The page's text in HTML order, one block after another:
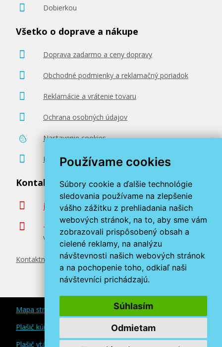
Používame cookies
Súbory cookie a ďalšie technológie
sledovania používame na zlepšenie
vášho zážitku z prehliadania našich
webových stránok, na to, aby sme vám
zobrazovali prispôsobený obsah a
cielené reklamy, na analýzu
návštevnosti našich webových stránok
a na pochopenie toho, odkiaľ naši
návštevníci prichádzajú.
Súhlasím
Odmietam
Dobierkou
Všetko o doprave a nákupe
Doprava zadarmo a ceny dopravy
Obchodné podmienky a reklamačný poriadok
Reklamácie a vrátenie tovaru
Ochrana osobných údajov
Nastavenie cookies
Poradenstvo zadarmo
Kontaktujte nás
info@miroluk.sk
+420 377 222 313
Volajte v pracovné dni od 8. do 17. hod.
Kontaktné údaje
Mapa stránok
Plašič kún a myší
Plašič vtákov